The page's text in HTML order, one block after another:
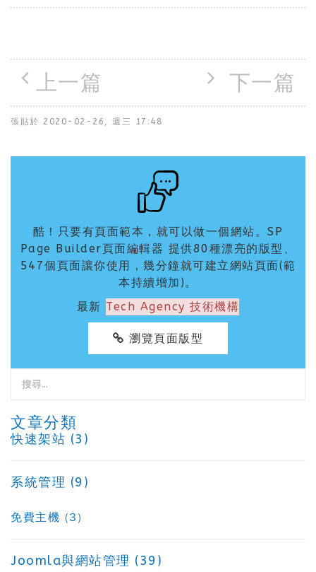
張貼於 2020-02-26, 週三 17:48
上一篇 下一篇
酷！只要有頁面範本，就可以做一個網站。SP
Page Builder頁面編輯器 提供80種漂亮的版型、
547個頁面讓你使用，幾分鐘就可建立網站頁面(範
本持續增加)。
最新 Tech Agency 技術機構
瀏覽頁面版型
文章分類
快速架站 (3)
系統管理 (9)
免費主機 (3)
Joomla與網站管理 (39)